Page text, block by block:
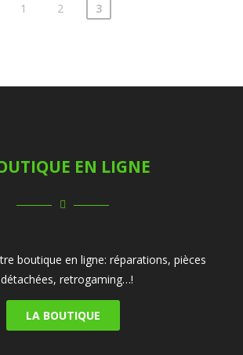
1 2 3
EN LIGNE
boutique en ligne: réparations, pièces
détachées, retrogaming…!
LA BOUTIQUE